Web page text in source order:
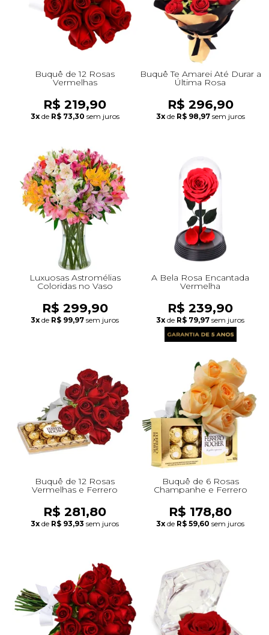
Buquê de 12 Rosas
Vermelhas
R$ 219,90
3x de R$ 73,30 sem juros
Buquê Te Amarei Até Durar a
Última Rosa
R$ 296,90
3x de R$ 98,97 sem juros
Luxuosas Astromélias
Coloridas no Vaso
R$ 299,90
3x de R$ 99,97 sem juros
A Bela Rosa Encantada
Vermelha
R$ 239,90
3x de R$ 79,97 sem juros
Buquê de 12 Rosas
Vermelhas e Ferrero
R$ 281,80
3x de R$ 93,93 sem juros
Buquê de 6 Rosas
Champanhe e Ferrero
R$ 178,80
3x de R$ 59,60 sem juros